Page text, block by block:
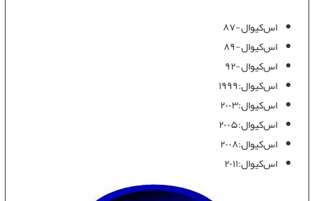
اس‌کیوال-۸۷
اس‌کیوال-۸۹
اس‌کیوال-۹۲
اس‌کیوال:۱۹۹۹
اس‌کیوال:۲۰۰۳
اس‌کیوال:۲۰۰۵
اس‌کیوال:۲۰۰۸
اس‌کیوال:٢٠١١